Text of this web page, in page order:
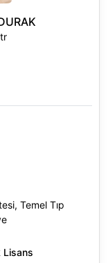
Temel Tıp